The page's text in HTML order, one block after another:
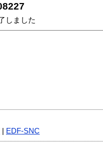
しました
EDF-SNC